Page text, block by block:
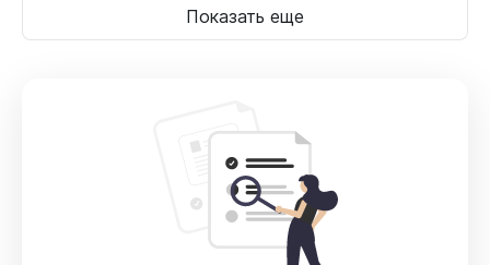
Показать еще